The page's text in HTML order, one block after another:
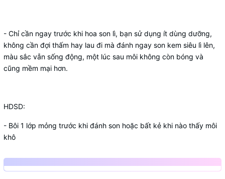
- Chỉ cần ngay trước khi hoa son lì, bạn sử dụng ít dùng dưỡng,
không cần đợi thấm hay lau đi mà đánh ngay son kem siêu lì lên,
màu sắc vẫn sống động, một lúc sau môi không còn bóng và
cũng mềm mại hơn.
HDSD:
- Bôi 1 lớp mỏng trước khi đánh son hoặc bất kẻ khi nào thấy môi
khô